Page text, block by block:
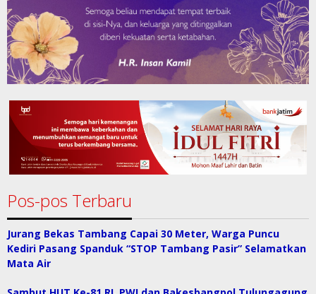
Pos-pos Terbaru
Jurang Bekas Tambang Capai 30 Meter, Warga Puncu
Kediri Pasang Spanduk “STOP Tambang Pasir” Selamatkan
Mata Air